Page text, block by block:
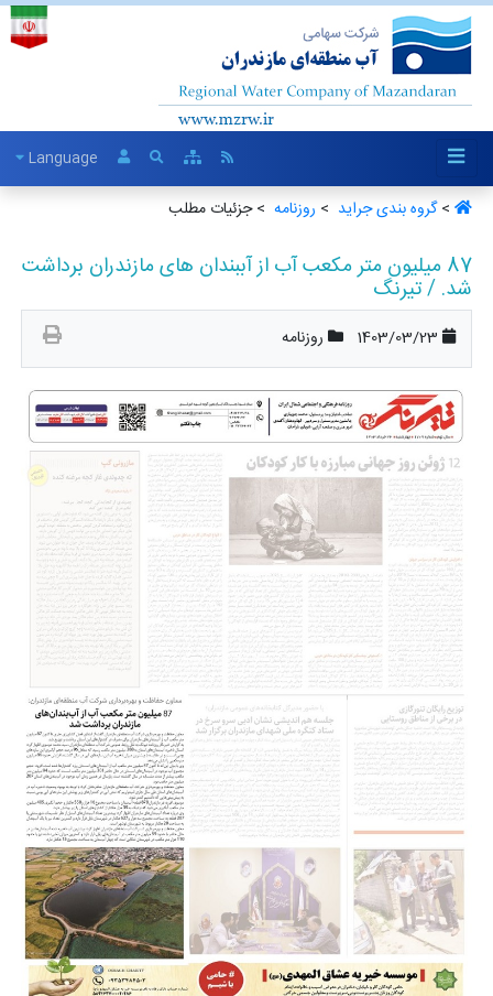
Language
>گروه بندی جراید ‏ > روزنامه ‏ > جزئیات مطلب
87 میلیون متر مکعب آب از آببندان های مازندران برداشت
شد. / تیرنگ
1403/03/23 روزنامه